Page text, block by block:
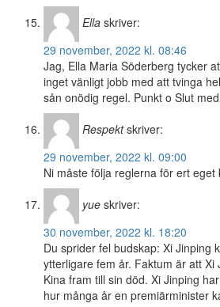
Ella skriver:
29 november, 2022 kl. 08:46
Jag, Ella Maria Söderberg tycker
inget vänligt jobb med att tvinga
sån onödig regel. Punkt o Slut
Respekt skriver:
29 november, 2022 kl. 09:00
Ni måste följa reglerna för ert eget
yue skriver:
30 november, 2022 kl. 18:20
Du sprider fel budskap: Xi Jinping
ytterligare fem år. Faktum är att
Kina fram till sin död. Xi Jinping
hur många år en premiärminister